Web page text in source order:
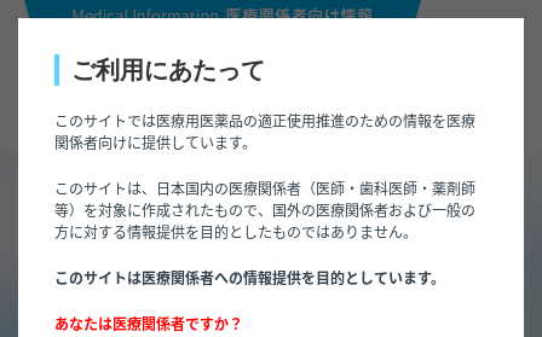
トップページ/供給状況検索
供給状況検索
ご利用にあたって
このサイトでは医療用医薬品の適正使用推進のための情報を医療
関係者向けに提供しています。
このサイトは、日本国内の医療関係者（医師・歯科医師・薬剤師
等）を対象に作成されたもので、国外の医療関係者および一般の
方に対する情報提供を目的としたものではありません。
このサイトは医療関係者への情報提供を目的としています。
あなたは医療関係者ですか？